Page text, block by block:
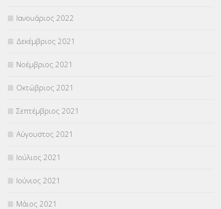
Ιανουάριος 2022
Δεκέμβριος 2021
Νοέμβριος 2021
Οκτώβριος 2021
Σεπτέμβριος 2021
Αύγουστος 2021
Ιούλιος 2021
Ιούνιος 2021
Μάιος 2021